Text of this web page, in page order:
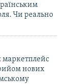
Чи реально
маркетплейс
нових